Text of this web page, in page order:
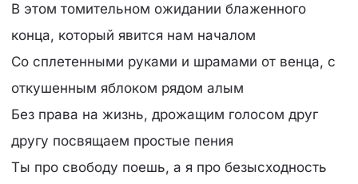
В этом томительном ожидании блаженного
конца, который явится нам началом
Со сплетенными руками и шрамами от венца, с
откушенным яблоком рядом алым
Без права на жизнь, дрожащим голосом друг
другу посвящаем простые пения
Ты про свободу поешь, а я про безысходность